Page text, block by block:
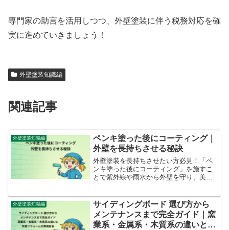
専門家の助言を活用しつつ、外壁塗装に伴う税務対応を確
実に進めていきましょう！
外壁塗装知識編
関連記事
外壁塗装知識編
ペンキ塗った後にコーティング｜
外壁を長持ちさせる秘訣
外壁塗装を長持ちさせたい方必見！「ペ
ンキ塗った後にコーティング」を施すこ
とで紫外線や雨水から外壁を守り、美観
順まで徹底解説。助成金制度の活用法も
紹介し、賢く住宅を守る方法をお届けし
ます。
外壁塗装知識編
サイディングボード 選び方から
メンテナンスまで完全ガイド｜窯
業系・金属系・木質系の違いと外